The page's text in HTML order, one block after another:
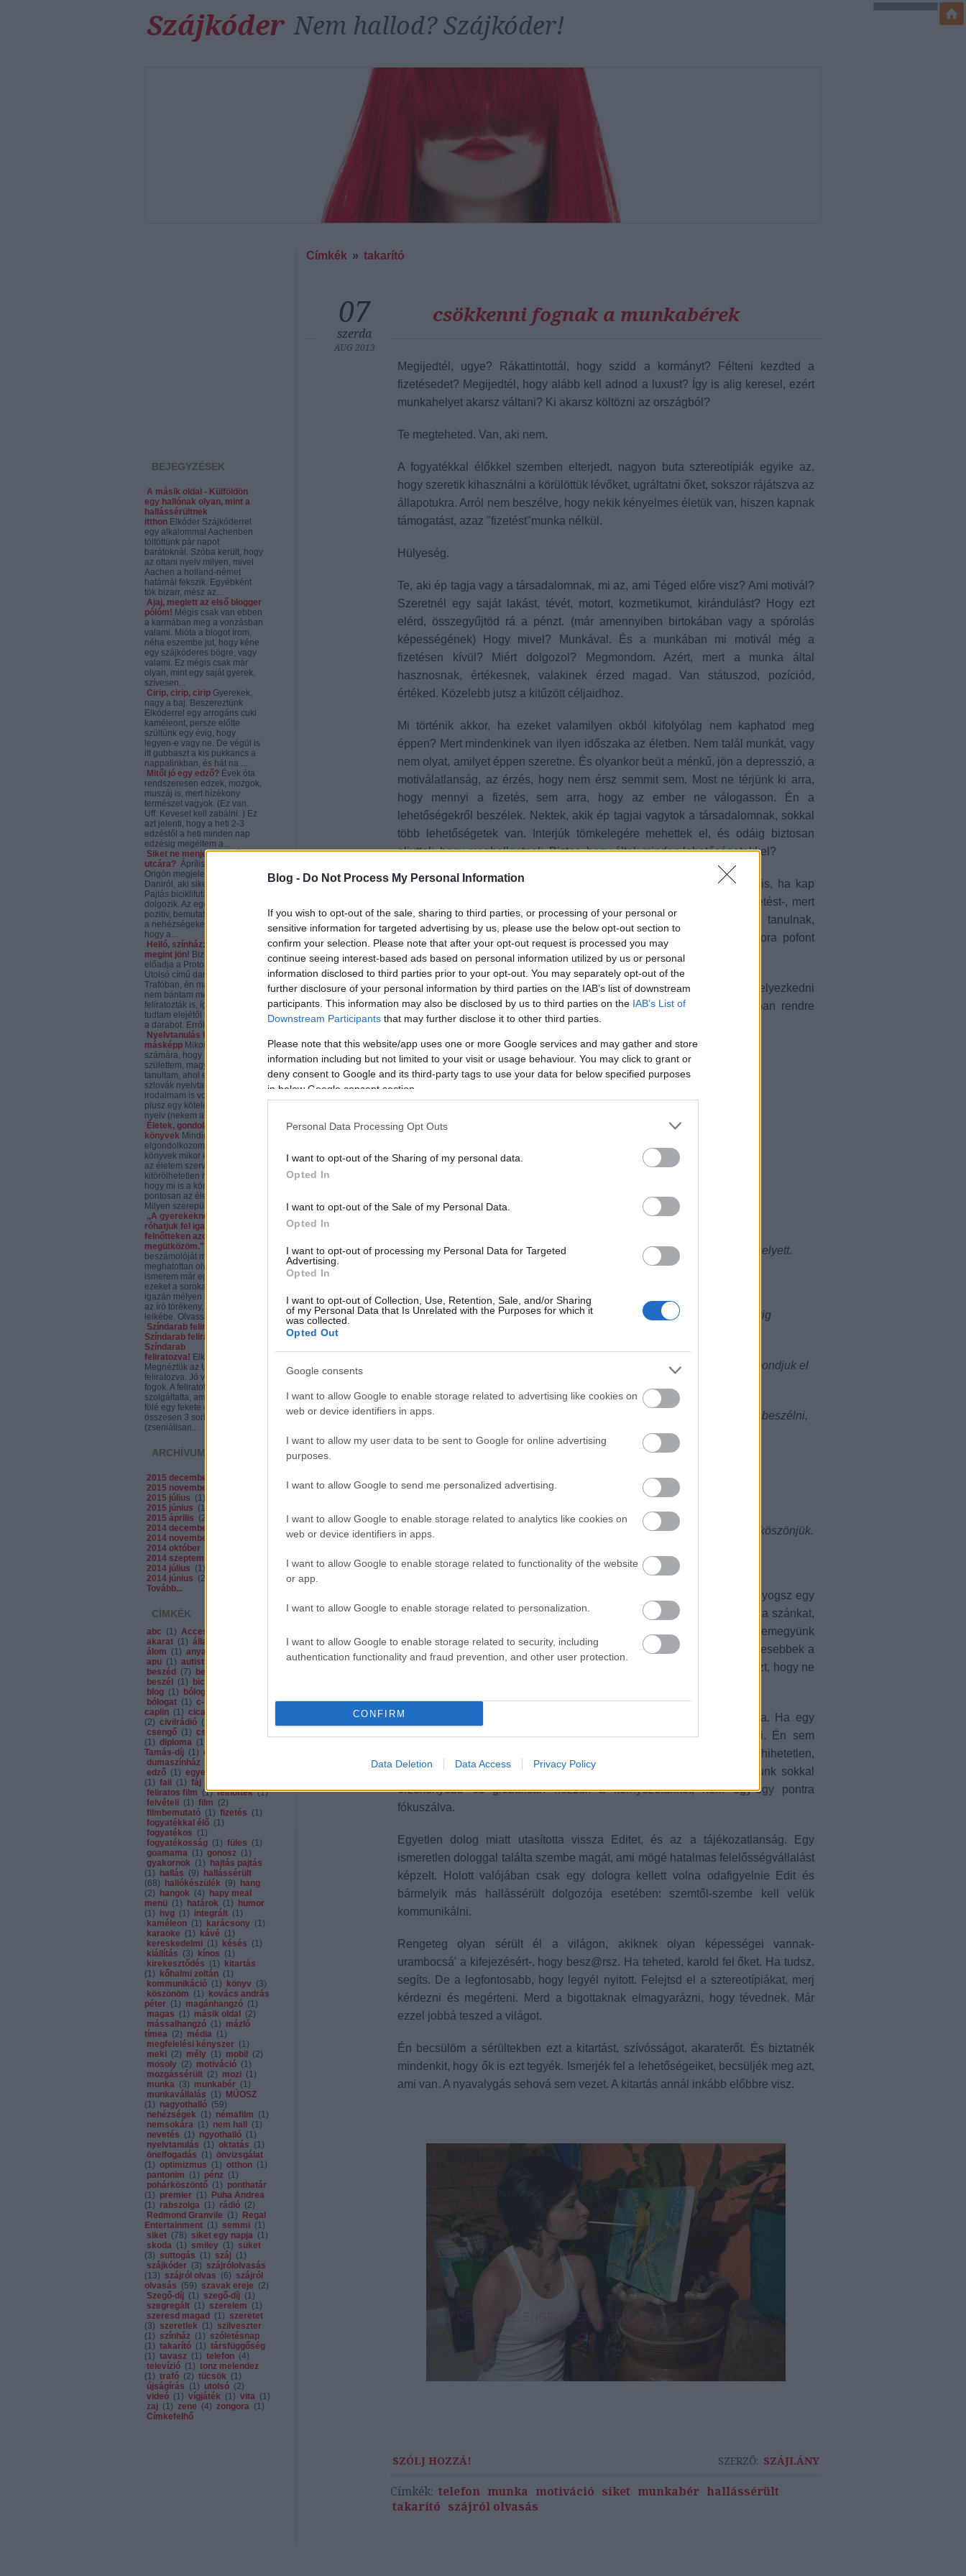
Blog - Do Not Process My Personal Information
If you wish to opt-out of the sale, sharing to third parties, or processing of your personal or
sensitive information for targeted advertising by us, please use the below opt-out section to
confirm your selection. Please note that after your opt-out request is processed you may
continue seeing interest-based ads based on personal information utilized by us or personal
information disclosed to third parties prior to your opt-out. You may separately opt-out of the
further disclosure of your personal information by third parties on the IAB’s list of downstream
participants. This information may also be disclosed by us to third parties on the IAB’s List of
Downstream Participants that may further disclose it to other third parties.
Please note that this website/app uses one or more Google services and may gather and store
information including but not limited to your visit or usage behaviour. You may click to grant or
deny consent to Google and its third-party tags to use your data for below specified purposes
in below Google consent section.
Personal Data Processing Opt Outs
I want to opt-out of the Sharing of my personal data.
Opted In
I want to opt-out of the Sale of my Personal Data.
Opted In
I want to opt-out of processing my Personal Data for Targeted
Advertising.
Opted In
I want to opt-out of Collection, Use, Retention, Sale, and/or Sharing
of my Personal Data that Is Unrelated with the Purposes for which it
was collected.
Opted Out
Google consents
I want to allow Google to enable storage related to advertising like cookies on
web or device identifiers in apps.
I want to allow my user data to be sent to Google for online advertising
purposes.
I want to allow Google to send me personalized advertising.
I want to allow Google to enable storage related to analytics like cookies on
web or device identifiers in apps.
I want to allow Google to enable storage related to functionality of the website
or app.
I want to allow Google to enable storage related to personalization.
I want to allow Google to enable storage related to security, including
authentication functionality and fraud prevention, and other user protection.
CONFIRM
Data Deletion Data Access Privacy Policy
Szájkóder Nem hallod? Szájkóder!
BEJEGYZÉSEK
A másik oldal - Külföldön
egy hallónak olyan, mint a
hallássérültnek
itthon Elkóder Szájkóderrel
egy alkalommal Aachenben
töltöttünk pár napot
barátoknál. Szóba került, hogy
az ottani nyelv milyen, mivel
Aachen a holland-német
határnál fekszik. Egyébként
tök bizarr, mész az...
Ajaj, meglett az első blogger
pólóm! Mégis csak van ebben
a karmában meg a vonzásban
valami. Mióta a blogot írom,
néha eszembe jut, hogy kéne
egy szájkóderes bögre, vagy
valami. Ez mégis csak már
olyan, mint egy saját gyerek,
szívesen...
Cirip, cirip, cirip Gyerekek,
nagy a baj. Beszereztünk
Elkóderrel egy arrogáns cuki
kaméleont, persze előtte
szültünk egy évig, hogy
legyen-e vagy ne. De végül is
itt gubbaszt a kis pukkancs a
nappalinkban, és hát na....
Mitől jó egy edző? Évek óta
rendszeresen edzek, mozgok,
muszáj is, mert hízékony
természet vagyok. (Ez van.
Uff. Keveset kell zabálni. ) Ez
azt jelenti, hogy a heti 2-3
edzéstől a heti minden nap
edzésig megéltem a...
Siket ne menjen bringával
utcára? Áprílis elején az
Origón megjelent egy cikk
Daniról, aki siketként a Hajtás
Pajtás biciklifutáraként
dolgozik. Az egész cikk tök
pozitív, bemutatja a tényeket,
a nehézségeket, rámutat arra,
hogy a...
Helló, színház: az Utolsó
megint jön! Bizony ám, ismét
előadja a Proton Színház az
Utolsó című darabot a
Trafóban, én már voltam rajta,
nem bántam meg, főleg, mert
feliratozták is, így végre
tudtam elejétől végéig követni
a darabot. Erről...
Nyelvtanulás kicsit
másképp Mikor kiderül mások
számára, hogy Szlovákiában
születtem, magyar iskolában
tanultam, ahol emellett
szlovák nyelvtanom és
irodalmam is volt napi szinten,
plusz egy kötelező idegen
nyelv (nekem a...
Életek, gondolatok,
könyvek Mindig
elgondolkozom azon, hogy a
könyvek mikor és miért lettek
az életem szerves,
kitörölhetetlen részei. Meg
hogy mi is a könyvek szerepe
pontosan az életemben.
Milyen szerepük lehet egy...
,,A gyerekeknek ezt nem is
róhatjuk fel igazán, a
felnőtteken azonban néha
megütközöm."
beszámolóját még én is
meghatottan olvastam, pedig
ismerem már egy ideje. De
ezeket a sorokat olvasva
igazán mélyen bele lehet látni
az író törékeny, ám mégis erős
lelkébe. Olvassátok,...
Színdarab feliratozva.
Színdarab feliratozva?
Színdarab
feliratozva! Elkóder:
Megnéztük az Utolsót,
feliratozva. Jó volt. Spoilerezni
fogok. A feliratot egy projektor
szolgáltatta, ami a színpad
fölé egy fekete csíkra vetített,
összesen 3 sorban
(zseniálisan...
ARCHÍVUM
2015 december
2015 november
2015 július (1)
2015 június (1
2015 április (2
2014 december
2014 november
2014 október
2014 szeptember
2014 július (1)
2014 június (2
Tovább...
CÍMKÉK
abc (1) Acces Glasses
akarat (1) államvizsga
álom (1) anya
apu (1) autista
beszéd
(7) beszédhiba
beszél
(1) bicikli
blog (1) bólogass
bólogat (1) c-sz
caplin (1) cica
(2) civilrádió (
csengő (1) csoda
(1) diploma (1)
Tamás-díj (1) dráma
dumaszínház
edző (1) egyedül
(1) fail (1) fáj
feliratos film (1) felnőttek (1)
felvételi (1) film (2)
filmbemutató (1) fizetés (1)
fogyatékkal élő (1)
fogyatékos (1)
fogyatékosság (1) füles (1)
goamama (1) gonosz (1)
gyakornok (1)
hajtás pajtás
(1) hallás (9)
hallássérült
(68) hallókészülék (9)
hang
(2) hangok (4)
hapy meal
menü (1) határok (1)
humor
(1) hvg (1) integrált (1)
kaméleon (1) karácsony (1)
karaoke (1) kávé (1)
kereskedelmi (1) késés (1)
kiállítás (3) kínos (1)
kirekesztődés (1)
kitartás
(1) kőhalmi zoltán (1)
kommunikáció (1) könyv (3)
köszönöm (1)
kovács andrás
péter (1) magánhangzó (1)
magas (1) másik oldal (2)
mássalhangzó (1) mázló
tímea (2) média (1)
megfelelési kényszer (1)
meki (2) mély (1) mobil (2)
mosoly (2) motiváció (1)
mozgássérült (2) mozi (1)
munka (3) munkabér (1)
munkavállalás (1)
MÚOSZ
(1) nagyothalló (59)
nehézségek (1) némafilm (1)
nemsokára (1) nem hall (1)
nevetés (1) ngyothalló (1)
nyelvtanulás (1) oktatás (1)
önelfogadás (1) önvizsgálat
(1) optimizmus (1) otthon (1)
pantonim (1) pénz (1)
pohárköszöntő (1) ponthatár
(1) premier (1)
Puha Andrea
(1) rabszolga (1) rádió (2)
Redmond Granvile (1)
Regal
Entertainment (1) semmi (1)
siket (78) siket egy napja (1)
skoda (1) smiley (1) süket
(3) suttogás (1) száj (1)
szájkóder (3) szájrólolvasás
(13) szájról olvas (6) szájról
olvasás (59) szavak ereje (2)
Szegő-díj (1) szegő-díj (1)
szegregált (1) szerelem (1)
szeresd magad
(1) szeretet
(3) szeretlek (1) szilveszter
(1) színház (1) szóletésnap
(1) takarító (1) társfüggőség
(1) tavasz (1) telefon (4)
televízió (1) tonz melendez
(1) trafó (2) tücsök (1)
újságírás (1) utolsó (2)
videó (1) vígjáték (1) vita (1)
zaj (1) zene (4) zongora (1)
Címkefelhő
Címkék » takarító
csökkenni fognak a munkabérek
07
szerda
AUG 2013
Megijedtél, ugye? Rákattintottál, hogy szidd a kormányt? Félteni kezdted a
fizetésedet? Megijedtél, hogy alább kell adnod a luxust? Így is alig keresel, ezért
munkahelyet akarsz váltani? Ki akarsz költözni az országból?
Te megteheted. Van, aki nem.
A fogyatékkal élőkkel szemben elterjedt, nagyon buta sztereotípiák egyike az,
hogy szeretik kihasználni a körülöttük lévőket, ugráltatni őket, sokszor rájátszva az
állapotukra. Arról nem beszélve, hogy nekik kényelmes életük van, hiszen kapnak
támogatást, azaz "fizetést"munka nélkül.
Hülyeség.
Te, aki ép tagja vagy a társadalomnak, mi az, ami Téged előre visz? Ami motivál?
Szeretnél egy saját lakást, tévét, motort, kozmetikumot, kirándulást? Hogy ezt
elérd, összegyűjtöd rá a pénzt. (már amennyiben birtokában vagy a spórolás
képességének) Hogy mivel? Munkával. És a munkában mi motivál még a
fizetésen kívül? Miért dolgozol? Megmondom. Azért, mert a munka által
hasznosnak, értékesnek, valakinek érzed magad. Van státuszod, pozíciód,
értéked. Közelebb jutsz a kitűzött céljaidhoz.
Mi történik akkor, ha ezeket valamilyen okból kifolyólag nem kaphatod meg
éppen? Mert mindenkinek van ilyen időszaka az életben. Nem talál munkát, vagy
nem olyat, amilyet éppen szeretne. És olyankor beüt a ménkű, jön a depresszió, a
motiválatlanság, az érzés, hogy nem érsz semmit sem. Most ne térjünk ki arra,
hogy mennyi a fizetés, sem arra, hogy az ember ne válogasson. Én a
lehetőségekről beszélek. Nektek, akik ép tagjai vagytok a társadalomnak, sokkal
több lehetőségetek van. Interjúk tömkelegére mehettek el, és odáig biztosan
eljuttok, hogy meghallgatnak. Biztos, hogy éltek minden lehetőségetekkel?
Egy fogyatékkal élő ember ugyanúgy szeretne dolgozni, még akkor is, ha kap
némi támogatást-ami azért, tegyük hozzá, nem biztosít túl jó megélhetést-, mert
szeretné hasznosnak, teljes értékű embernek érezni magát. Sokan tanulnak,
elvégeznek valamilyen szakmát, főiskolát, és az állásinterjúkon akkora pofont
kapnak, hogy a fal adja vissza a másikat.
Mondok egypéldát. A hallássérült Edit már régóta szeretne elhelyezkedni
valahol. Takarítóként is szívesen dolgozna. Az állásinterjúkon azonban rendre
elbukik. Csak azért, mert nem tud telefonálni.
- Halló, tessék, itt a *** Szálloda.
- Jó napot kívánok, a meghirdetett takarítói állásra jelentkezem.
- Igen. Éjszakai mûszakról lenne szó. Nem probléma?
- Nem rólam lenne szó, tolmácsként telefonálok egy hallássérült hölgy helyett.
- A hölgynek nagy gyakorlata van, sokáig szobalányként dolgozott, évekig
- Hát, nem hiszem, hogy ez működne. Ha telefonálni sem tud, hogyan mondjuk el
- Ért mindent, nagyon jól olvas szájról. Csak szembefordulva kell hozzá beszélni,
- Nem hallja a porszívót. Vagy ha leesik valami, nem veszi észre. Nem, köszönjük.
Biztos, hogy aggódnod kellene a fizetésedért? Úgy értem, nem nyavalyogsz egy
kicsit többet a kelleténél? Edit, és közülünk még sokan összeszorítjuk a szánkat,
megrántjuk a vállunkat, és lépünk tovább. Újra tárcsáztatunk, bemegyünk
személyesen. A sérült emberek sokkal kitartóbbak, precízebbek, hűségesebbek a
munkáltatókhoz, mivel a kicsit is megbecsülik. Persze, ez nem jelenti azt, hogy ne
A fenti munkáltató fájdalmasan bigott szemléletmóddal van megáldva. Ha egy
kicsit tájékozottabb lenne, tudná, hogy a porszívót nem kell hallani. Én sem
hallom, mégis tudok porszívózni, nem koszosodom meg. És bármilyen hihetetlen,
észrevesszük, ha valami leesik. Egyrészt érezzük, másrészt a látásunk sokkal
érzékenyebb és globálisan nézzük a környezetünket, nem egy-egy pontra
fókuszálva.
Egyetlen dolog miatt utasította vissza Editet, és az a tájékozatlanság. Egy
ismeretlen dologgal találta szembe magát, ami mögé hatalmas felelősségvállalást
képzelt. Holott valójában csak egy dologra kellett volna odafigyelnie Edit és
bármelyik más hallássérült dolgozója esetében: szemtől-szembe kell velük
kommunikálni.
Rengeteg olyan sérült él a világon, akiknek olyan képességei vannak-
urambocsá' a kifejezésért-, hogy besz@rsz. Ha teheted, karold fel őket. Ha tudsz,
segíts. De a legfontosabb, hogy legyél nyitott. Felejtsd el a sztereotípiákat, merj
kérdezni és megérteni. Merd a bigottaknak elmagyarázni, hogy tévednek. Már
ezzel jobbá teszed a világot.
Én becsülöm a sérültekben ezt a kitartást, szívósságot, akaraterőt. És biztatnék
mindenkit, hogy ők is ezt tegyék. Ismerjék fel a lehetőségeiket, becsüljék meg azt,
ami van. A nyavalygás sehová sem vezet. A kitartás annál inkább előbbre visz.
SZÓLJ HOZZÁ! SZERZŐ: SZÁJLÁNY
Címkék: telefon munka motiváció siket munkabér hallássérült
takarító szájról olvasás